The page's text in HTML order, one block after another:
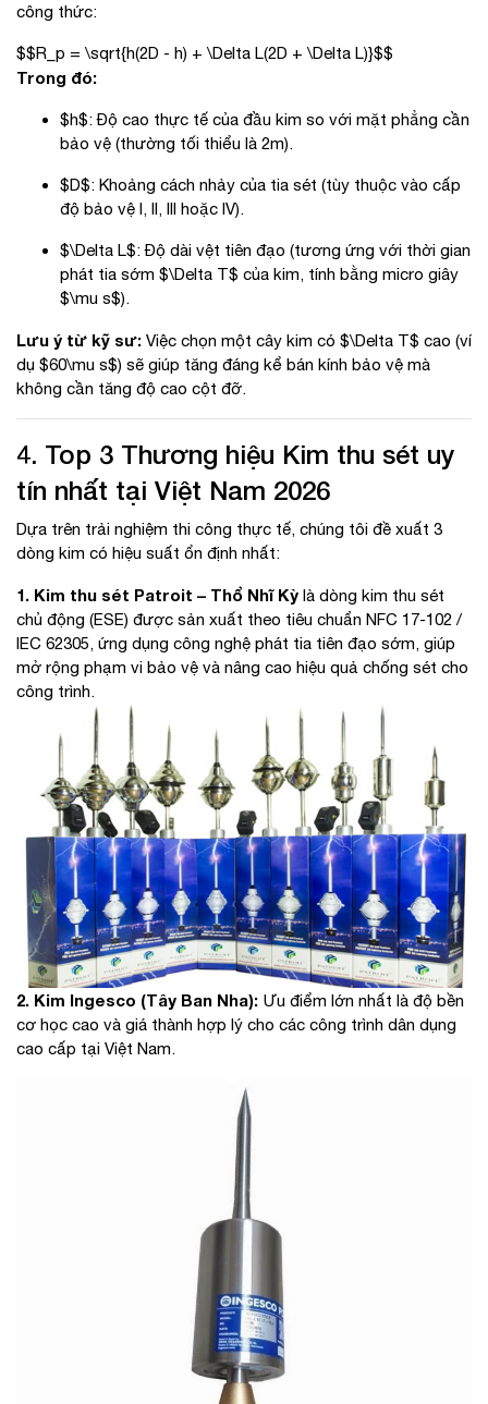
công thức:
$$R_p = \sqrt{h(2D - h) + \Delta L(2D + \Delta L)}$$
Trong đó:
$h$: Độ cao thực tế của đầu kim so với mặt phẳng cần
bảo vệ (thường tối thiểu là 2m).
$D$: Khoảng cách nhảy của tia sét (tùy thuộc vào cấp
độ bảo vệ I, II, III hoặc IV).
$\Delta L$: Độ dài vệt tiên đạo (tương ứng với thời gian
phát tia sớm $\Delta T$ của kim, tính bằng micro giây
$\mu s$).
Lưu ý từ kỹ sư: Việc chọn một cây kim có $\Delta T$ cao (ví
dụ $60\mu s$) sẽ giúp tăng đáng kể bán kính bảo vệ mà
không cần tăng độ cao cột đỡ.
4. Top 3 Thương hiệu Kim thu sét uy
tín nhất tại Việt Nam 2026
Dựa trên trải nghiệm thi công thực tế, chúng tôi đề xuất 3
dòng kim có hiệu suất ổn định nhất:
1. Kim thu sét Patroit – Thổ Nhĩ Kỳ là dòng kim thu sét
chủ động (ESE) được sản xuất theo tiêu chuẩn NFC 17-102 /
IEC 62305, ứng dụng công nghệ phát tia tiên đạo sớm, giúp
mở rộng phạm vi bảo vệ và nâng cao hiệu quả chống sét cho
công trình.
2. Kim Ingesco (Tây Ban Nha): Ưu điểm lớn nhất là độ bền
cơ học cao và giá thành hợp lý cho các công trình dân dụng
cao cấp tại Việt Nam.